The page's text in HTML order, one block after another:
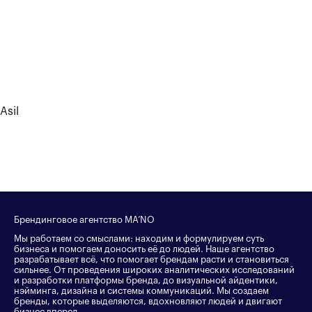
Asil
Брендинговое агентство MA’NO
Мы работаем со смыслами: находим и формулируем суть
бизнеса и помогаем доносить её до людей. Наше агентство
разрабатывает всё, что помогает брендам расти и становиться
сильнее. От проведения широких аналитических исследований
и разработки платформы бренда, до визуальной айдентики,
нэйминга, дизайна и системы коммуникаций. Мы создаем
бренды, которые выделяются, вдохновляют людей и двигают